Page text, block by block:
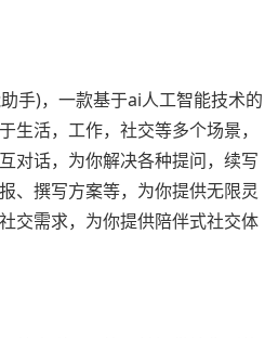
手)，一款基于ai人工智能技术的
生活，工作，社交等多个场景，
对话，为你解决各种提问，续写
、撰写方案等，为你提供无限灵
交需求，为你提供陪伴式社交体